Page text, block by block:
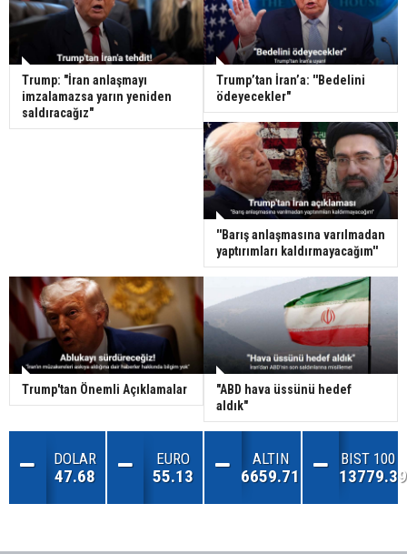
Trump: "İran anlaşmayı
imzalamazsa yarın yeniden
saldıracağız"
Trump’tan İran’a: ''Bedelini
ödeyecekler"
''Barış anlaşmasına varılmadan
yaptırımları kaldırmayacağım''
Trump'tan Önemli Açıklamalar
"ABD hava üssünü hedef
aldık"
DOLAR
47.68
EURO
55.13
ALTIN
6659.71
BIST 100
13779.39